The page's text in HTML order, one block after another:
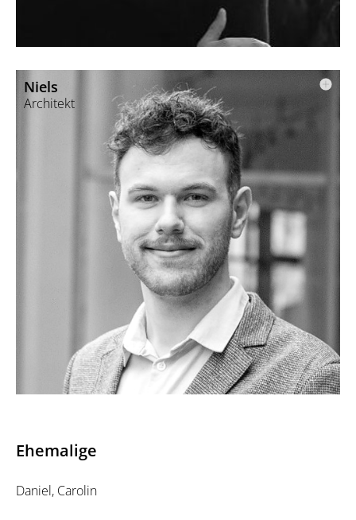
Jonas studierte Architektur an der FH Erfurt im Bachelor und
In seiner beruflichen Praxis arbeitete er an Ein- und
Mehrfamilienhäusern sowie größeren Holzbauprojekten.
Er ist leidenschaftlicher Entwurfsarchitekt und wurde für
seine Arbeiten bereits mehrfach ausgezeichnet.
Niels
Architekt
Ehemalige
Daniel, Carolin